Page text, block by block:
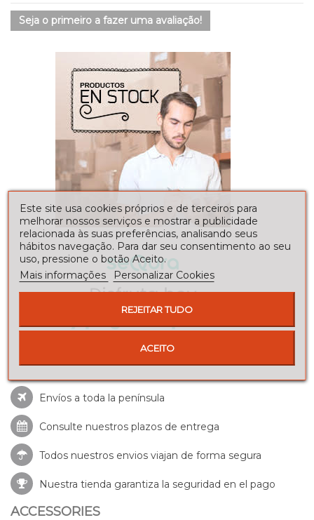
Seja o primeiro a fazer uma avaliação!
Envíos a toda la península
Consulte nuestros plazos de entrega
Todos nuestros envios viajan de forma segura
Nuestra tienda garantiza la seguridad en el pago
ACCESSORIES
Este site usa cookies próprios e de terceiros para
melhorar nossos serviços e mostrar a publicidade
relacionada às suas preferências, analisando seus
hábitos navegação. Para dar seu consentimento ao seu
uso, pressione o botão Aceito.
Mais informações
Personalizar Cookies
REJEITAR TUDO
ACEITO